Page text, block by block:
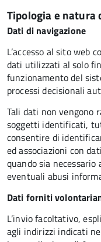
Tipologia e
Dati di navigazione
L’accesso al sito web
dati utilizzati al solo
funzionamento del
processi decisionali
Tali dati non vengono
soggetti identificati,
consentire di
ed associazioni con
quando sia
eventuali abusi
Dati forniti
L’invio facoltativo,
agli indirizzi indicati